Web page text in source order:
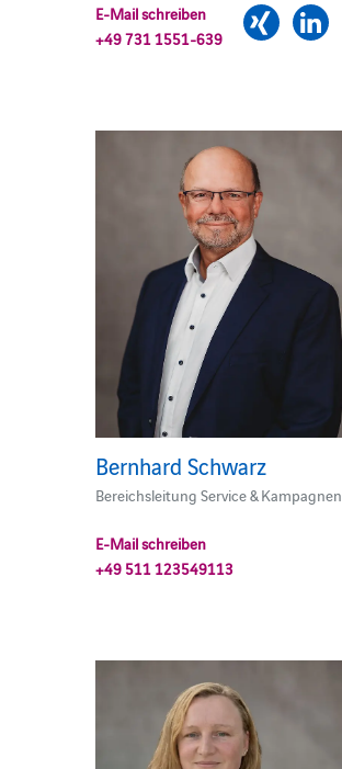
E-Mail schreiben
+49 731 1551-639
Bernhard Schwarz
Bereichsleitung Service & Kampagnen
E-Mail schreiben
+49 511 123549113